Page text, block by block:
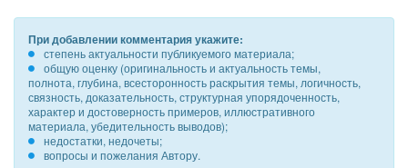
При добавлении комментария укажите:
степень актуальности публикуемого материала;
общую оценку (оригинальность и актуальность темы,
полнота, глубина, всесторонность раскрытия темы, логичность,
связность, доказательность, структурная упорядоченность,
характер и достоверность примеров, иллюстративного
материала, убедительность выводов);
недостатки, недочеты;
вопросы и пожелания Автору.